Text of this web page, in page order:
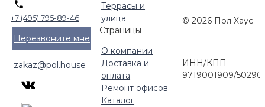
+7 (495) 795-89-46
Перезвоните мне
zakaz@pol.house
Террасы и
улица
Страницы
О компании
Доставка и
оплата
Ремонт офисов
Каталог
© 2026 Пол Хаус
ИНН/КПП
9719001909/